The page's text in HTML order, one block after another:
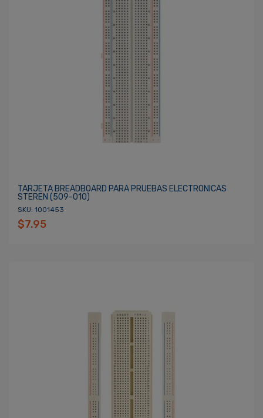
TARJETA BREADBOARD PARA PRUEBAS ELECTRONICAS
STEREN (509-010)
SKU: 1001453
$7.95